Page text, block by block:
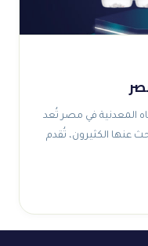
المعدنية في مصر تُعد
عنها الكثيرون، تُقدم